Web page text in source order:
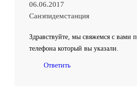
06.06.2017
Санэпидемстанция
Здравствуйте, мы свяжемся с вами
телефона который вы указали.
Ответить